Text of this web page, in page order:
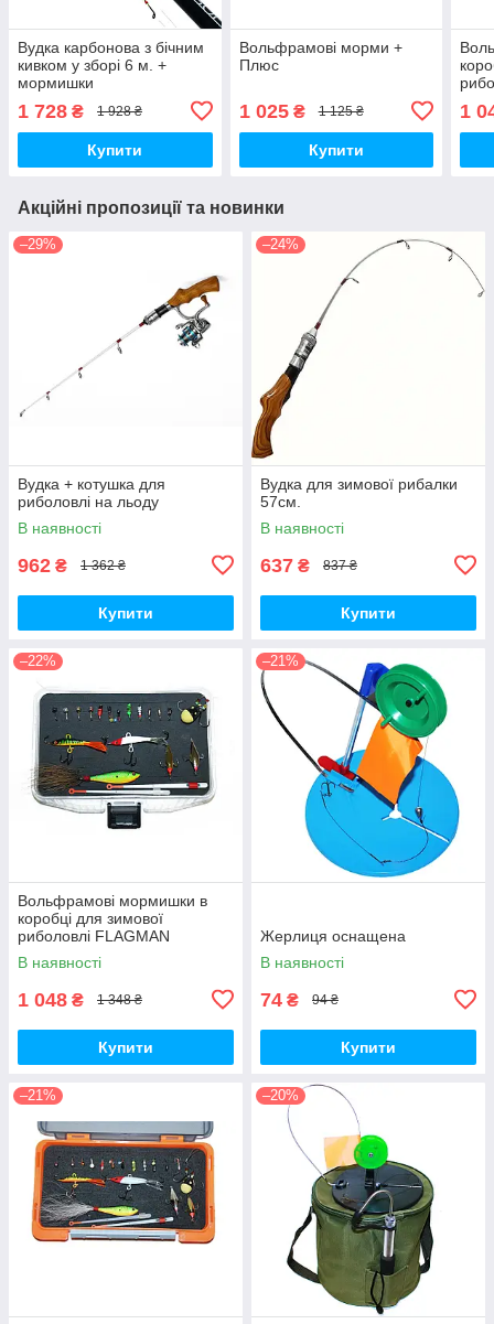
Вудка карбонова з бічним
кивком у зборі 6 м. +
мормишки
1 728 ₴ 1 928 ₴
Купити
Вольфрамові морми +
Плюс
1 025₴ 1 125 ₴
Купити
1
Акційні пропозиції та новинки
–29%
Вудка + котушка для
риболовлі на льоду
В наявності
962 ₴ 1 362 ₴
Купити
–24%
Вудка для зимової рибалки
57см.
В наявності
637 ₴ 837 ₴
Купити
–22%
Вольфрамові мормишки в
коробці для зимової
риболовлі FLAGMAN
В наявності
1 048 ₴ 1 348 ₴
Купити
–21%
Жерлиця оснащена
В наявності
74 ₴ 94 ₴
Купити
–21% –20%